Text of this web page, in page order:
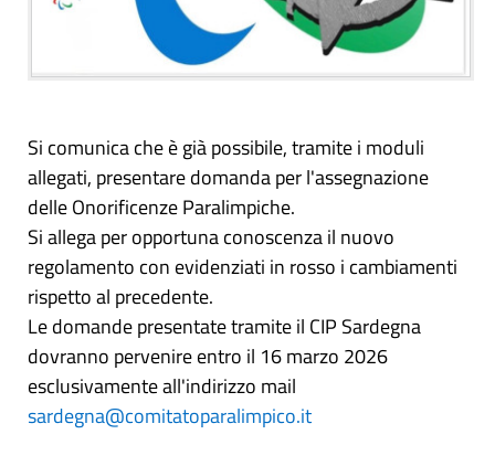
Si comunica che è già possibile, tramite i moduli
allegati, presentare domanda per l'assegnazione
delle Onorificenze Paralimpiche.
Si allega per opportuna conoscenza il nuovo
regolamento con evidenziati in rosso i cambiamenti
rispetto al precedente.
Le domande presentate tramite il CIP Sardegna
dovranno pervenire entro il 16 marzo 2026
esclusivamente all'indirizzo mail
sardegna@comitatoparalimpico.it